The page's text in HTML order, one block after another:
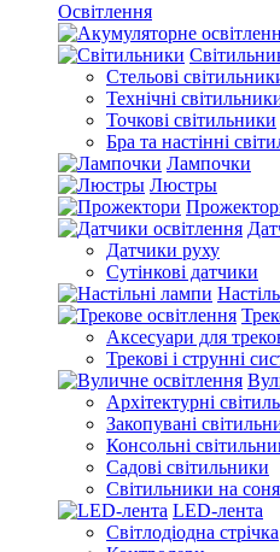
Освітлення
Стельові
Технічні
Точкові світильники
Бра та настінні
Лампочки
Люстры
Датчики руху
Сутінкові датчики
Аксесуари для
Трекові і струнні
Архітектурні
Закопувані
Консольні
Садові світильники
Світильники на
LED-лента
Світлодіодна стрічка